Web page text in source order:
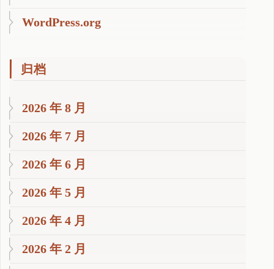
WordPress.org
归档
2026 年 8 月
2026 年 7 月
2026 年 6 月
2026 年 5 月
2026 年 4 月
2026 年 2 月